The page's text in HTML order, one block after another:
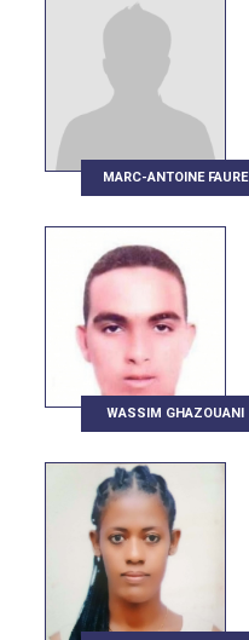
MARC-ANTOINE FAURE
WASSIM GHAZOUANI